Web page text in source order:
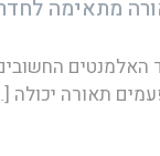
מתאימה
תאורה יכולה